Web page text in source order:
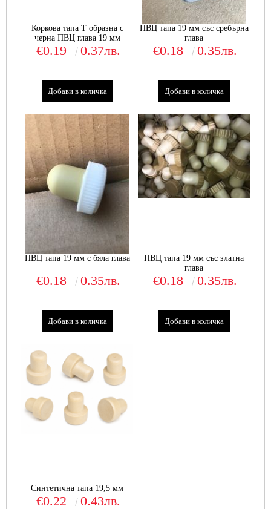
Коркова тапа Т образна с
черна ПВЦ глава 19 мм
€0.19 0.37лв.
ПВЦ тапа 19 мм със сребърна
глава
€0.18 0.35лв.
ПВЦ тапа 19 мм с бяла глава
€0.18 0.35лв.
ПВЦ тапа 19 мм със златна
глава
€0.18 0.35лв.
Синтетична тапа 19,5 мм
€0.22 0.43лв.